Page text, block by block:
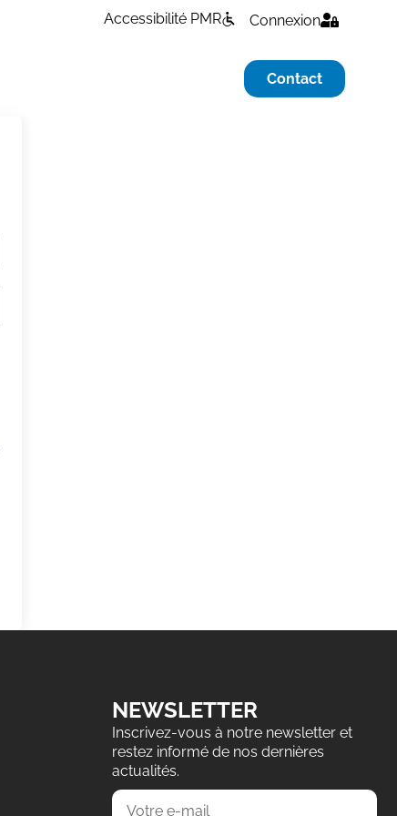
Accessibilité PMR Connexion
Contact
NEWSLETTER
Inscrivez-vous à notre newsletter et
restez informé de nos dernières
actualités.